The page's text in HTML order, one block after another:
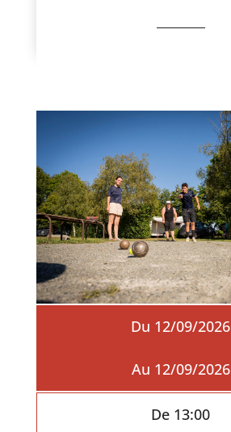
Du 12/09/2026
Au 12/09/2026
De 13:00